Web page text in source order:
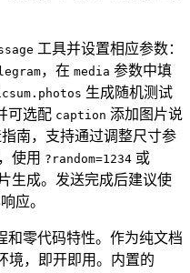
工具并设置相应参数：
，在 media 参数中填
生成随机测试
可选配 caption 添加图片说
南，支持通过调整尺寸参
使用 ?random=1234 或
生成。发送完成后建议使
应。
和零代码特性。作为纯文档
境，即开即用。内置的